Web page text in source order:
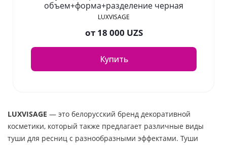
объем+форма+разделение черная
LUXVISAGE
от 18 000 UZS
Купить
LUXVISAGE — это белорусский бренд декоративной
косметики, который также предлагает различные виды
туши для ресниц с разнообразными эффектами. Туши